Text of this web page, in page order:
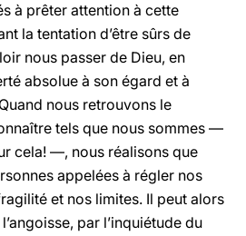
à prêter attention à cette
la tentation d’être sûrs de
nous passer de Dieu, en
absolue à son égard et à
nous retrouvons le
tels que nous sommes —
cela! —, nous réalisons que
appelées à régler nos
et nos limites. Il peut alors
par l’inquiétude du